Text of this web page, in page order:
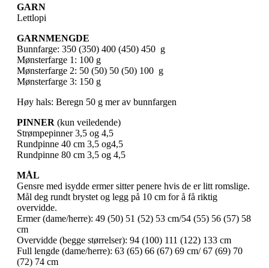
GARN
Lettlopi
GARNMENGDE
Bunnfarge: 350 (350) 400 (450) 450 g
Mønsterfarge 1: 100 g
Mønsterfarge 2: 50 (50) 50 (50) 100 g
Mønsterfarge 3: 150 g
Høy hals: Beregn 50 g mer av bunnfargen
PINNER (kun veiledende)
Strømpepinner 3,5 og 4,5
Rundpinne 40 cm 3,5 og4,5
Rundpinne 80 cm 3,5 og 4,5
MÅL
Gensre med isydde ermer sitter penere hvis de er litt romslige.
Mål deg rundt brystet og legg på 10 cm for å få riktig
overvidde.
Ermer (dame/herre): 49 (50) 51 (52) 53 cm/54 (55) 56 (57) 58
cm
Overvidde (begge størrelser): 94 (100) 111 (122) 133 cm
Full lengde (dame/herre): 63 (65) 66 (67) 69 cm/ 67 (69) 70
(72) 74 cm